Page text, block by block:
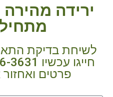
ירידה
לשיחת בדיקת
פרטים